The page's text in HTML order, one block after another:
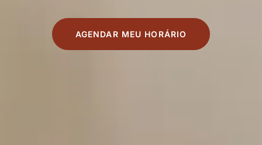
AGENDAR MEU HORÁRIO